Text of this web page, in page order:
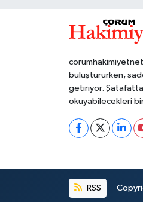
buluştururken,
getiriyor.
okuyabilecekleri
RSS